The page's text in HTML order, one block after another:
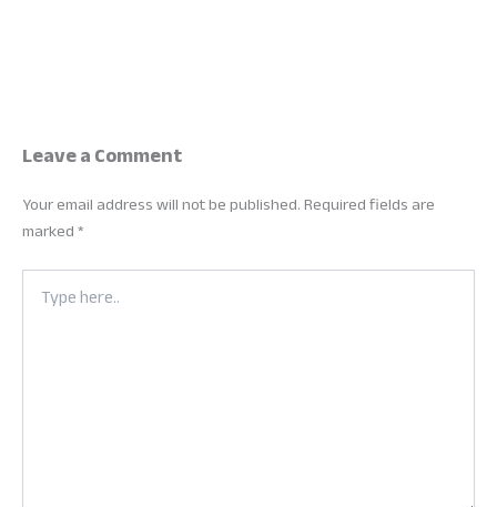
Leave a Comment
Your email address will not be published.Required fields are
marked*
Type
here..